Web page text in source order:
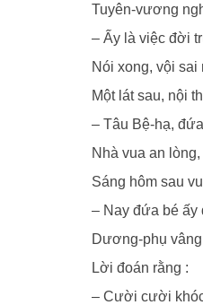
Tuyên-vương
– Ấy là việc đời
Nói xong, vội
Một lát sau, nội
– Tâu Bệ-hạ,
Nhà vua an
Sáng hôm sau
– Nay đứa bé ấy
Dương-phụ
Lời đoán rằng :
– Cười cười